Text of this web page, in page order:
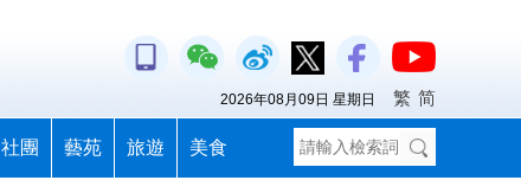
社團 藝苑 旅遊 美食
2026年08月09日 星期日 繁 简